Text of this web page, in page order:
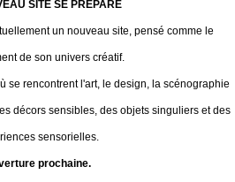
SITE SE PRÉPARE
un nouveau site, pensé comme le
de son univers créatif.
se rencontrent l'art, le design, la scénographie
décors sensibles, des objets singuliers et des
sensorielles.
prochaine.